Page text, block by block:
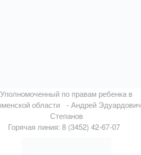
Уполномоченный по правам ребенка в
области - Андрей Эдуардович
Степанов
Горячая линия: 8 (3452) 42-67-07